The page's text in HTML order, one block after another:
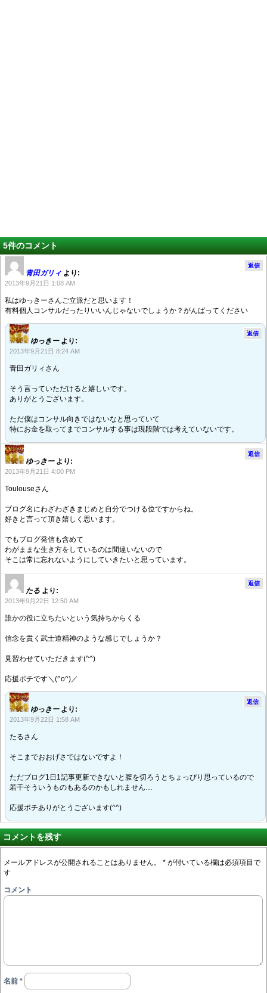
5件のコメント
青田ガリィ より:
2013年9月21日 1:08 AM
私はゆっきーさんご立派だと思います！
有料個人コンサルだったりいいんじゃないでしょうか？がんばってください
返信
ゆっきー より:
2013年9月21日 8:24 AM
青田ガリィさん
そう言っていただけると嬉しいです。
ありがとうございます。
ただ僕はコンサル向きではないなと思っていて
特にお金を取ってまでコンサルする事は現段階では考えていないです。
返信
ゆっきー より:
2013年9月21日 4:00 PM
Toulouseさん
ブログ名にわざわざきまじめと自分でつける位ですからね。
好きと言って頂き嬉しく思います。
でもブログ発信も含めて
わがままな生き方をしているのは間違いないので
そこは常に忘れないようにしていきたいと思っています。
返信
たる より:
2013年9月22日 12:50 AM
誰かの役に立ちたいという気持ちからくる
信念を貫く武士道精神のような感じでしょうか？
見習わせていただきます(^^)
応援ポチです＼(^o^)／
返信
ゆっきー より:
2013年9月22日 1:58 AM
たるさん
そこまでおおげさではないですよ！
ただブログ1日1記事更新できないと腹を切ろうとちょっぴり思っているので
若干そういうものもあるのかもしれません…
応援ポチありがとうございます(^^)
返信
コメントを残す
メールアドレスが公開されることはありません。 * が付いている欄は必須項目で
す
コメント
名前 *